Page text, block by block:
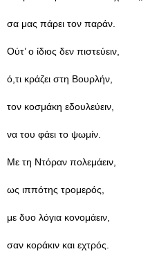
σα μας πάρει τον παράν.
Ούτ’ ο ίδιος δεν πιστεύειν,
ό,τι κράζει στη Βουρλήν,
τον κοσμάκη εδουλεύειν,
να του φάει το ψωμίν.
Με τη Ντόραν πολεμάειν,
ως ιππότης τρομερός,
με δυο λόγια κονομάειν,
σαν κοράκιν και εχτρός.